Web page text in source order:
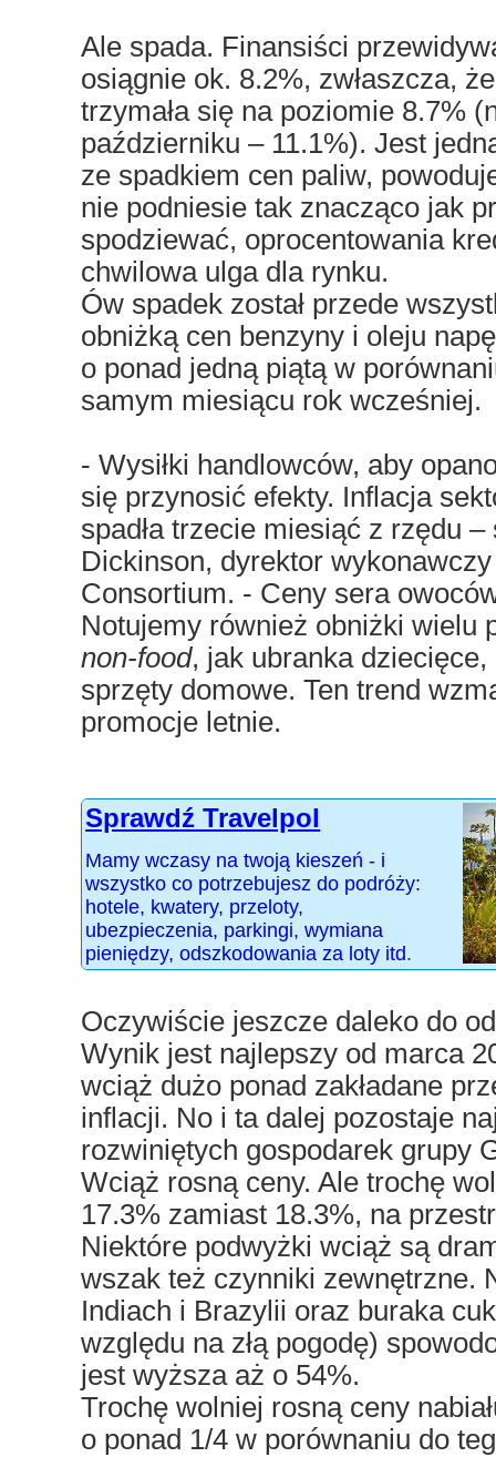
Ale spada. Finansiści
osiągnie ok. 8.2%, zwłaszcza,
trzymała się na poziomie 8.7%
październiku – 11.1%). Jest
ze spadkiem cen paliw,
nie podniesie tak znacząco jak
spodziewać, oprocentowania
chwilowa ulga dla rynku.
Ów spadek został przede
obniżką cen benzyny i oleju
o ponad jedną piątą w
samym miesiącu rok wcześniej.
- Wysiłki handlowców, aby
się przynosić efekty. Inflacja
spadła trzecie miesiąć z rzędu –
Dickinson, dyrektor
Consortium. - Ceny sera
Notujemy również obniżki wielu
non-food, jak ubranka
sprzęty domowe. Ten trend
promocje letnie.
Sprawdź Travelpol
Mamy wczasy na twoją kieszeń - i
wszystko co potrzebujesz do podróży:
hotele, kwatery, przeloty,
ubezpieczenia, parkingi, wymiana
pieniędzy, odszkodowania za loty itd.
Oczywiście jeszcze daleko do
Wynik jest najlepszy od marca
wciąż dużo ponad zakładane
inflacji. No i ta dalej pozostaje
rozwiniętych gospodarek grupy
Wciąż rosną ceny. Ale trochę
17.3% zamiast 18.3%, na
Niektóre podwyżki wciąż są
wszak też czynniki zewnętrzne.
Indiach i Brazylii oraz buraka
względu na złą pogodę)
jest wyższa aż o 54%.
Trochę wolniej rosną ceny
o ponad 1/4 w porównaniu do